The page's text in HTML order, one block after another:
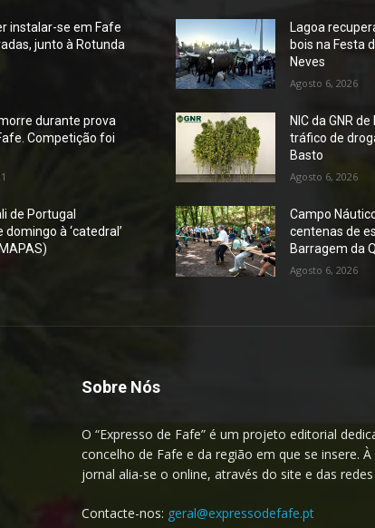
instalar-se em Fafe
junto à Rotunda
durante prova
Competição foi
de Portugal
à ‘catedral’
Lagoa
bois na Festa
Neves
Agosto 6, 2026
NIC da GNR
tráfico de
Basto
Agosto 6, 2026
Campo
centenas de
Barragem da
Agosto 6, 2026
Sobre Nós
O “Expresso de Fafe” é um projeto editorial
concelho de Fafe e da região em que se insere.
jornal alia-se o online, através do site e das redes
Contacte-nos: geral@expressodefafe.pt